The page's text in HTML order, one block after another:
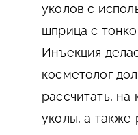
уколов с
шприца с
Инъекция
косметолог
рассчитать, на
уколы, а также